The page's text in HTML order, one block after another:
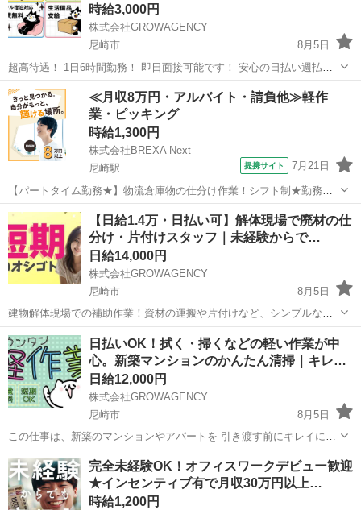
時給3,000円
株式会社GROWAGENCY
尼崎市
8月5日
超高待遇！ 1日6時間勤務！ 即日面接可能です！ 安心の日払い週払い
有♪ お仕事内容は3日あればマスターできちゃう簡単な内容！ 【仕事内
容】 乳製品を少量、専用の機械にセットしてボタンを押す 検査結果
を...
兵庫 尼崎市 その他 時給
≪月収8万円・アルバイト・請負他≫軽作
業・ピッキング
時給1,300円
株式会社BREXA Next
尼崎駅
提携サイト 7月21日
【パートタイム勤務★】物流倉庫物の仕分け作業！シフト制★勤務時
間など柔軟に対応できます◎20～40代の男女活躍中！正社員登用あ
り！残業少なめ！《兵庫県尼崎市》 人気の工場のお仕事 ◇物流倉庫物
の仕分け作業◇ ・物流倉庫に...
兵庫 尼崎市 尼崎駅 その他
【日給1.4万・日払い可】解体現場で廃材の仕
分け・片付けスタッフ｜未経験からで…
日給14,000円
株式会社GROWAGENCY
尼崎市
8月5日
建物解体現場での補助作業！資材の運搬や片付けなど、シンプルな手
元作業が中心です。 日給1.4万円！ 日払いOK！ 体を動かしたい方に
おすすめ！ 週休2日制で、短期の勤務も相談可能です。 ...
兵庫 尼崎市 その他
日払いOK！拭く・掃くなどの軽い作業が中
心。新築マンションのかんたん清掃｜キレ…
日給12,000円
株式会社GROWAGENCY
尼崎市
8月5日
この仕事は、新築のマンションやアパートを 引き渡す前にキレイにす
るシンプルな作業です。 やることは、拭く・掃くなどの軽い作業が中
心。 特別なスキルや経験は必要ありません。 【具体的には…】 ・床
のホ...
兵庫 尼崎市 引越し
完全未経験OK！オフィスワークデビュー歓迎
★インセンティブ有で月収30万円以上…
時給1,200円